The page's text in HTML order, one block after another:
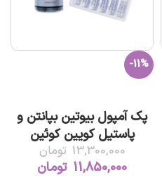
-11%
پک آمپول بیوتین بپانتن و
پاستیل کویین کوئین
13,300,000 تومان
11,850,000 تومان